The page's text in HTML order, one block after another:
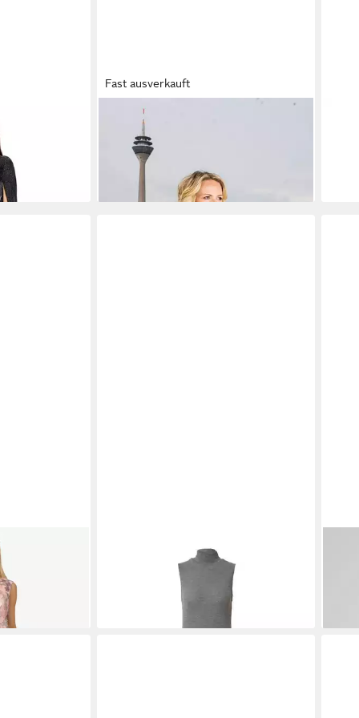
Damen im
Fast ausverkauft
PASSIONI
Bandagekleid
52,99 €
mit floraler
Cocktailkleid Robin (1-tlg)
Plain/ohne Details
49,90 €
ab